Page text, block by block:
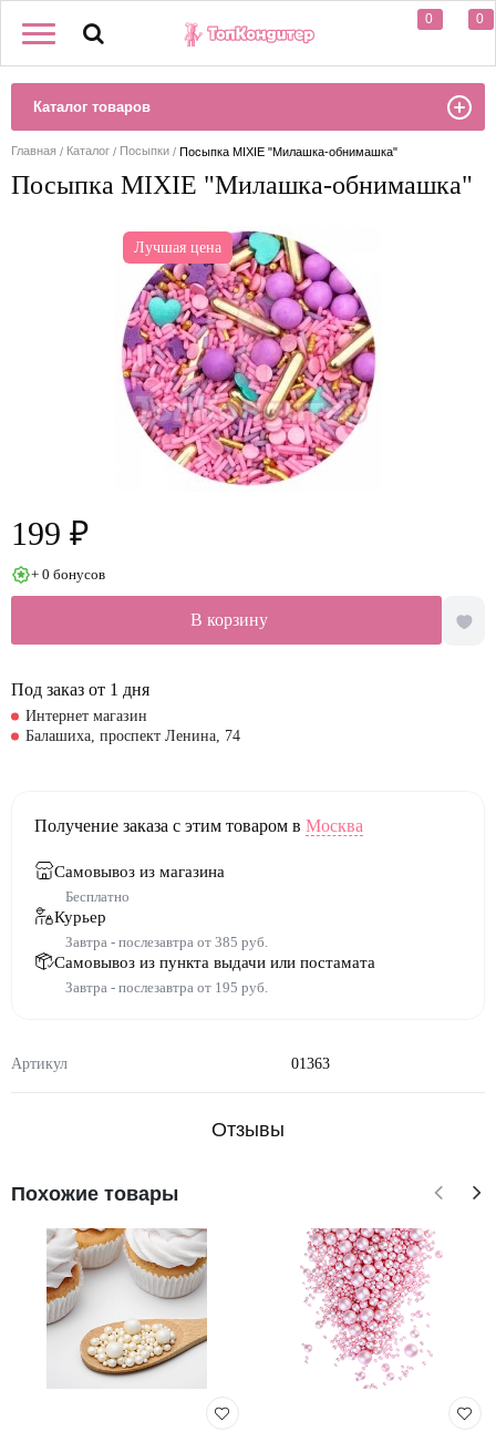
0 0
Каталог товаров
Главная Каталог Посыпки Посыпка MIXIE "Милашка-обнимашка"
Посыпка MIXIE "Милашка-обнимашка"
Лучшая цена
Артикул 01363
199 ₽
+ 0 бонусов
В корзину
Под заказ от 1 дня
Интернет магазин
Балашиха, проспект Ленина, 74
Получение заказа с этим товаром в Москва
Самовывоз из магазина
Бесплатно
Курьер
Завтра - послезавтра от 385 руб.
Самовывоз из пункта выдачи или постамата
Завтра - послезавтра от 195 руб.
Отзывы
Похожие товары